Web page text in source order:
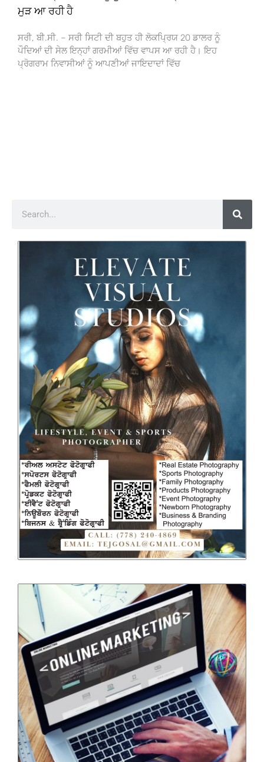
ਮੁੜ ਆ ਰਹੀ ਹੈ
ਸਰੀ, ਬੀ.ਸੀ. – ਸਰੀ ਸਿਟੀ ਦੀ ਬਹੁਤ ਹੀ ਲੋਕਪ੍ਰਿਯ 20 ਡਾਲਰ ਨੂੰ
ਪੌਦਿਆਂ ਦੀ ਸੇਲ ਇਨ੍ਹਾਂ ਗਰਮੀਆਂ ਵਿੱਚ ਵਾਪਸ ਆ ਰਹੀ ਹੈ। ਇਹ
ਪ੍ਰੋਗਰਾਮ ਨਿਵਾਸੀਆਂ ਨੂੰ ਆਪਣੀਆਂ ਜਾਇਦਾਦਾਂ ਵਿੱਚ